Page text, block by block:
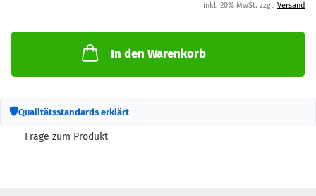
inkl. 20% MwSt. zzgl. Versand
In den Warenkorb
🛡Qualitätsstandards erklärt
Frage zum Produkt